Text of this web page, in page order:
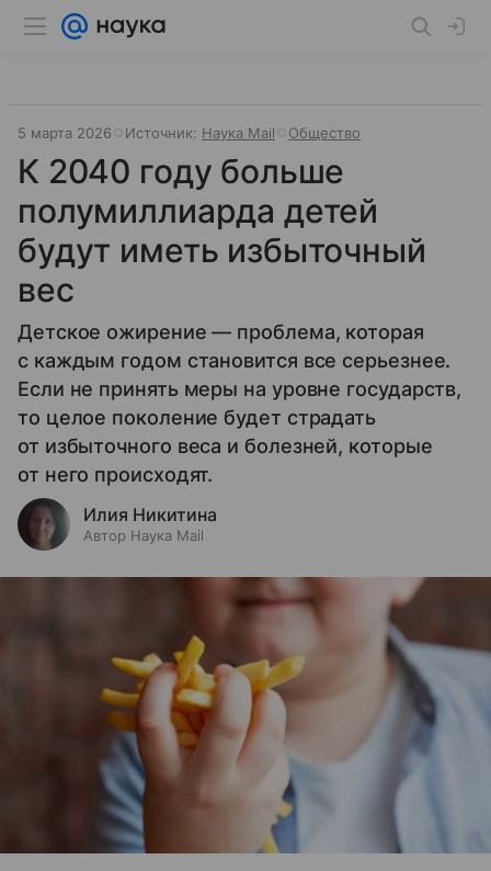
5 марта 2026 Источник: Наука Mail Общество
К 2040 году больше
полумиллиарда детей
будут иметь избыточный
вес
Детское ожирение — проблема, которая
с каждым годом становится все серьезнее.
Если не принять меры на уровне государств,
то целое поколение будет страдать
от избыточного веса и болезней, которые
от него происходят.
Илия Никитина
Автор Наука Mail